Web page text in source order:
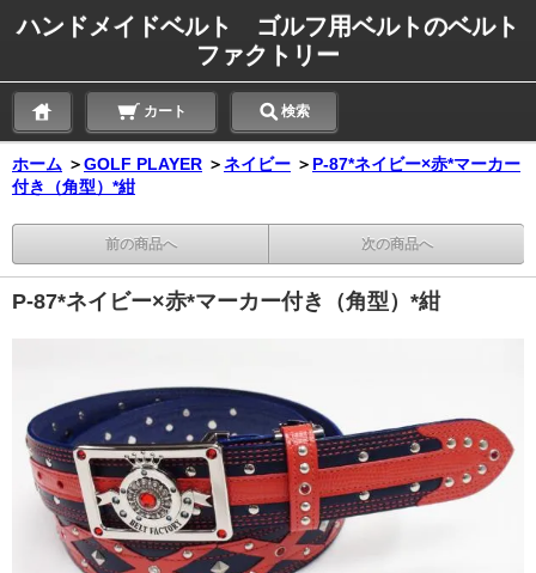
ハンドメイドベルト ゴルフ用ベルトのベルト
ファクトリー
カート 検索
ホーム ＞GOLF PLAYER ＞ネイビー ＞ P-87*ネイビー×赤*マーカー
付き（角型）*紺
前の商品へ 次の商品へ
P-87*ネイビー×赤*マーカー付き（角型）*紺